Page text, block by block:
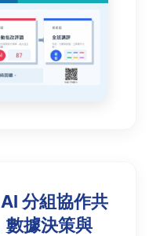
分組協作共
據決策與